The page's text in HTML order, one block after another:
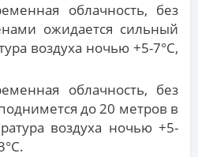
облачность, без
ожидается сильный
воздуха ночью +5-7°С,
облачность, без
до 20 метров в
воздуха ночью +5-